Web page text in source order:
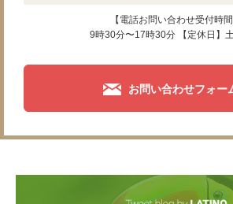
【電話お問い合わせ受付時間
9時30分〜17時30分 【定休日】
お問い合わせフォー